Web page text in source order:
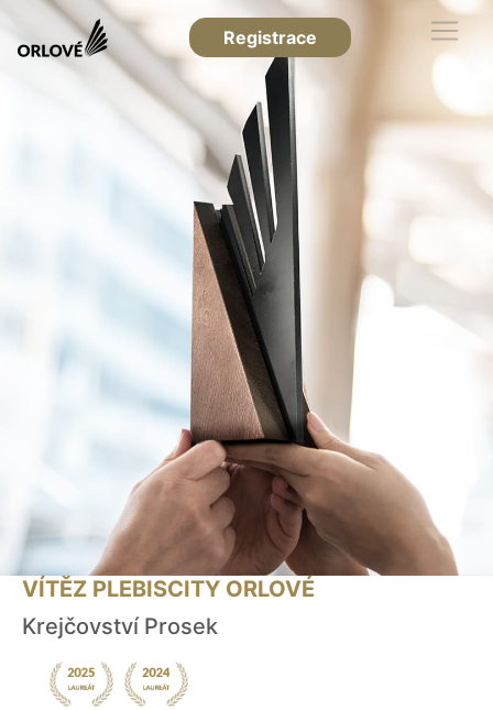
Registrace
VÍTĚZ PLEBISCITY ORLOVÉ
Krejčovství Prosek